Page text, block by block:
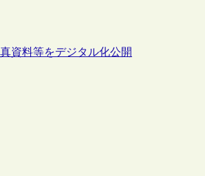
資料等をデジタル化公開